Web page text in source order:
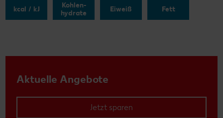
kcal / kJ
Kohlen-
hydrate
Eiweiß Fett
Aktuelle Angebote
Jetzt sparen